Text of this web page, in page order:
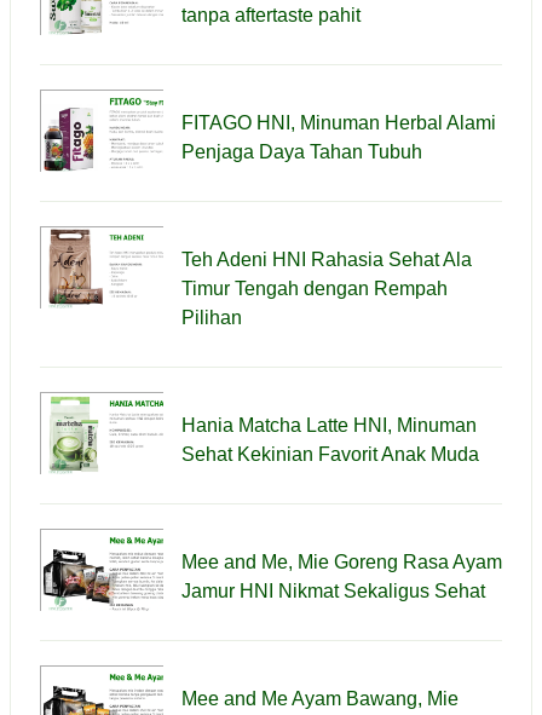
tanpa aftertaste pahit
FITAGO HNI, Minuman Herbal Alami
Penjaga Daya Tahan Tubuh
Teh Adeni HNI Rahasia Sehat Ala
Timur Tengah dengan Rempah
Pilihan
Hania Matcha Latte HNI, Minuman
Sehat Kekinian Favorit Anak Muda
Mee and Me, Mie Goreng Rasa Ayam
Jamur HNI Nikmat Sekaligus Sehat
Mee and Me Ayam Bawang, Mie